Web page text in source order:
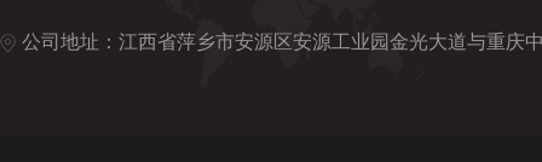
公司地址：江西省萍乡市安源区安源工业园金光大道与重庆